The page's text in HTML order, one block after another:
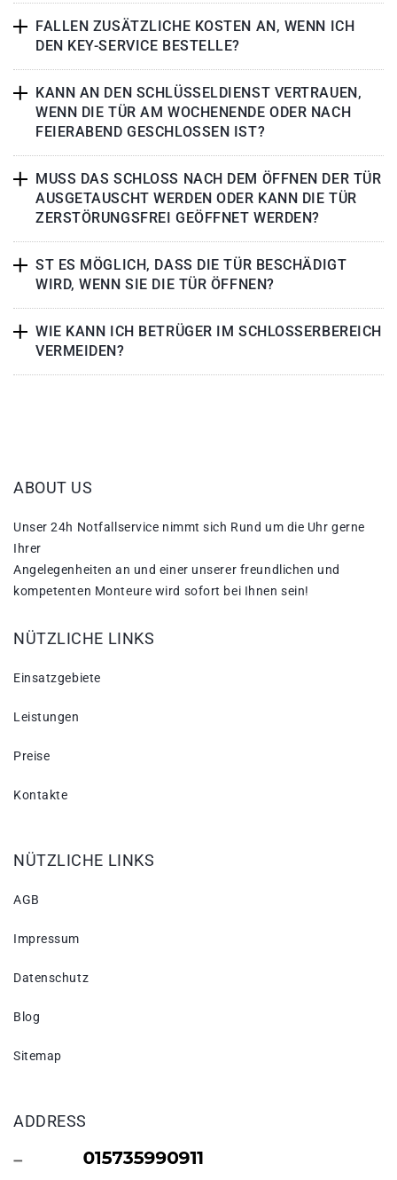
FALLEN ZUSÄTZLICHE KOSTEN AN, WENN ICH
DEN KEY-SERVICE BESTELLE?
KANN AN DEN SCHLÜSSELDIENST VERTRAUEN,
WENN DIE TÜR AM WOCHENENDE ODER NACH
FEIERABEND GESCHLOSSEN IST?
MUSS DAS SCHLOSS NACH DEM ÖFFNEN DER TÜR
AUSGETAUSCHT WERDEN ODER KANN DIE TÜR
ZERSTÖRUNGSFREI GEÖFFNET WERDEN?
ST ES MÖGLICH, DASS DIE TÜR BESCHÄDIGT
WIRD, WENN SIE DIE TÜR ÖFFNEN?
WIE KANN ICH BETRÜGER IM SCHLOSSERBEREICH
VERMEIDEN?
ABOUT US
Unser 24h Notfallservice nimmt sich Rund um die Uhr gerne
Ihrer
Angelegenheiten an und einer unserer freundlichen und
kompetenten Monteure wird sofort bei Ihnen sein!
NÜTZLICHE LINKS
Einsatzgebiete
Leistungen
Preise
Kontakte
NÜTZLICHE LINKS
AGB
Impressum
Datenschutz
Blog
Sitemap
ADDRESS